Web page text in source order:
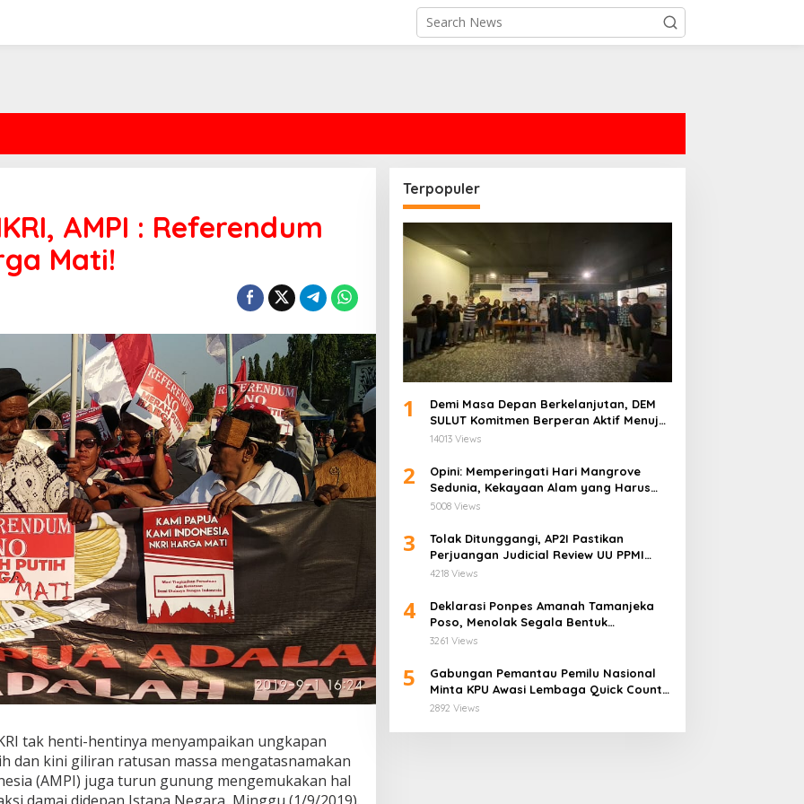
AMPI : Referendum
Mati!
tak henti-hentinya menyampaikan ungkapan
dan kini giliran ratusan massa mengatasnamakan
(AMPI) juga turun gunung mengemukakan hal
Terpopuler
1
Demi Masa Depan Berkelanjutan, DEM
SULUT Komitmen Berperan Aktif Menuju
Era Energi Terbarukan di Sulawesi Utara
14013 Views
2
Opini: Memperingati Hari Mangrove
Sedunia, Kekayaan Alam yang Harus
Dijaga
5008 Views
3
Tolak Ditunggangi, AP2I Pastikan
Perjuangan Judicial Review UU PPMI
Demi Anggota Bukan Politis
4218 Views
4
Deklarasi Ponpes Amanah Tamanjeka
Poso, Menolak Segala Bentuk
Radikalisme dan Terorisme
3261 Views
5
Gabungan Pemantau Pemilu Nasional
Minta KPU Awasi Lembaga Quick Count
Lebih Ketat
2892 Views